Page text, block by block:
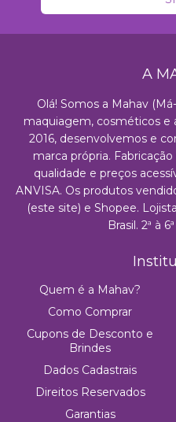
A
Olá! Somos a Mahav
maquiagem, cosméticos e
2016, desenvolvemos e
marca própria.
qualidade e preços
ANVISA. Os produtos
(este site) e Shopee.
Brasil. 2ª à
Quem é a Mahav?
Como Comprar
Cupons de Desconto e
Brindes
Dados Cadastrais
Direitos Reservados
Garantias